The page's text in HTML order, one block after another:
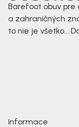
Barefoot obuv pre
a zahraničných
to nie je všetko...
Informace